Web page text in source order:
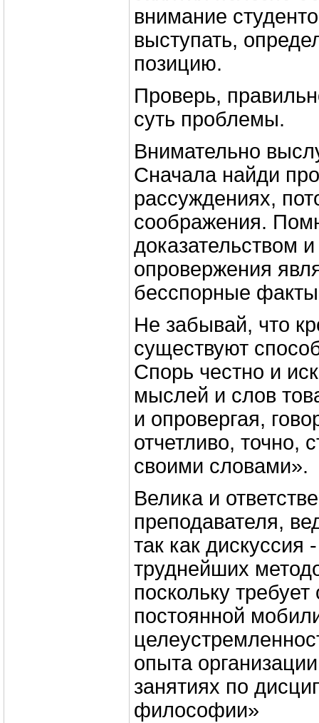
внимание
выступать,
позицию.
Проверь,
суть проблемы.
Внимательно
Сначала найди
рассуждениях,
соображения.
доказательством
опровержения
бесспорные
Не забывай, что
существуют
Спорь честно и
мыслей и слов
и опровергая,
отчетливо, точно,
своими словами».
Велика и
преподавателя,
так как дискуссия
труднейших
поскольку
постоянной
опыта
занятиях по
философии»